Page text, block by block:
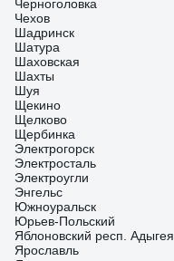
Черноголовка
Чехов
Шадринск
Шатура
Шаховская
Шахты
Шуя
Щекино
Щелково
Щербинка
Электрогорск
Электросталь
Электроугли
Энгельс
Южноуральск
Юрьев-Польский
Яблоновский респ. Адыгея
Ярославль